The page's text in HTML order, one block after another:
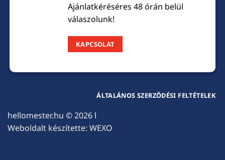
Ajánlatkéréséres 48 órán belül
válaszolunk!
KAPCSOLAT
hellomester.hu © 2026 l
Weboldalt készítette: WEXO
ÁLTALÁNOS SZERZŐDÉSI FELTÉTELEK